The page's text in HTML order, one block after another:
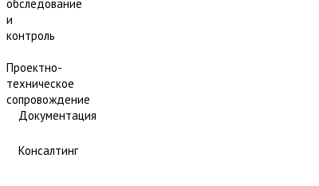
обследование
и
контроль
Проектно-
техническое
сопровождение
Документация
Консалтинг